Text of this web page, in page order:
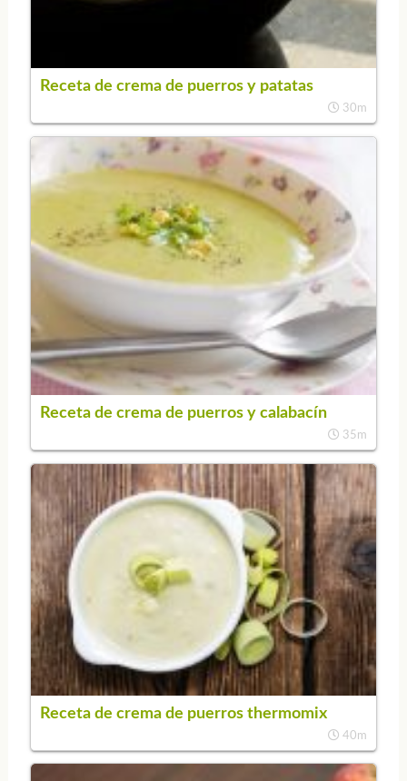
Receta de crema de puerros y patatas
30m
Receta de crema de puerros y calabacín
35m
Receta de crema de puerros thermomix
40m